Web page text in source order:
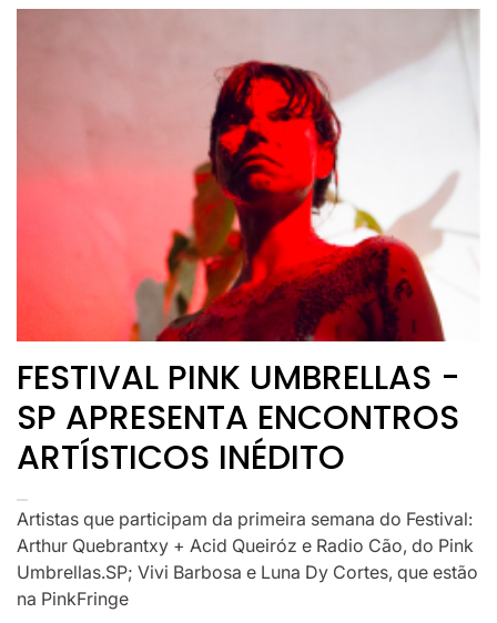
FESTIVAL PINK UMBRELLAS -
SP APRESENTA ENCONTROS
ARTÍSTICOS INÉDITO
Artistas que participam da primeira semana do Festival:
Arthur Quebrantxy + Acid Queiróz e Radio Cão, do Pink
Umbrellas.SP; Vivi Barbosa e Luna Dy Cortes, que estão
na PinkFringe